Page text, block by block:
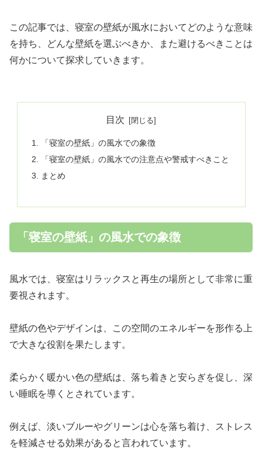
この記事では、寝室の壁紙が風水においてどのような意味
を持ち、どんな壁紙を選ぶべきか、また避けるべきことは
何かについて探求していきます。
目次
「寝室の壁紙」の風水での象徴
「寝室の壁紙」の風水での注意点や警戒すべきこと
まとめ
「寝室の壁紙」の風水での象徴
風水では、寝室はリラックスと再生の場所として非常に重
要視されます。
壁紙の色やデザインは、この空間のエネルギーを形作る上
で大きな役割を果たします。
柔らかく暖かい色の壁紙は、落ち着きと安らぎを促し、深
い睡眠を導くとされています。
例えば、淡いブルーやグリーンは心を落ち着け、ストレス
を軽減させる効果があると言われています。